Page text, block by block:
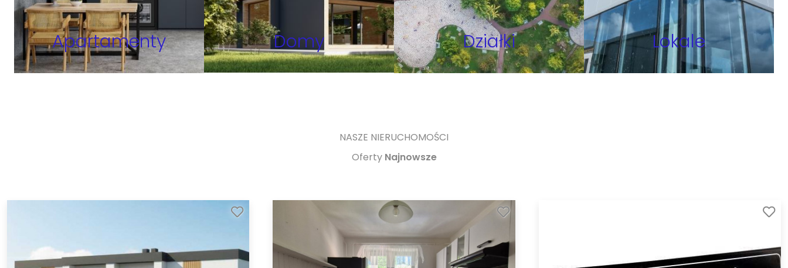
Apartamenty Domy Działki Lokale
NASZE NIERUCHOMOŚCI
Oferty Najnowsze